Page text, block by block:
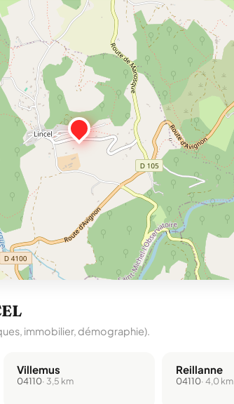
immobilier, démographie).
Villemus
04110· 3,5 km
Reillanne
04110· 4,0 km